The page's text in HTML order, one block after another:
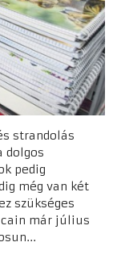
strandolás
dolgos
pedig
még van két
szükséges
már július